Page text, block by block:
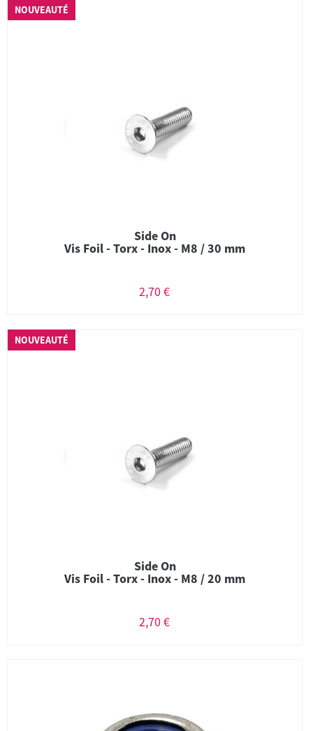
NOUVEAUTÉ
Side On
Vis Foil - Torx - Inox - M8 / 30 mm
2,70 €
NOUVEAUTÉ
Side On
Vis Foil - Torx - Inox - M8 / 20 mm
2,70 €